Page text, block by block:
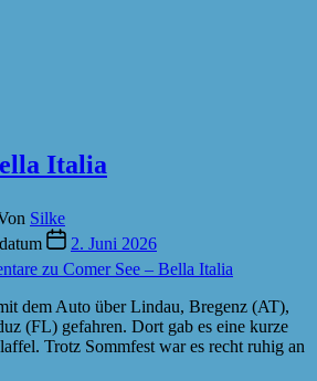
Italia
Silke
2. Juni 2026
zu Comer See – Bella Italia
dem Auto über Lindau, Bregenz (AT),
(FL) gefahren. Dort gab es eine kurze
Trotz Sommfest war es recht ruhig an